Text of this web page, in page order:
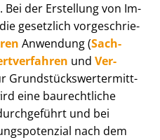
der Erstellung von Im­
gesetzlich vor­ge­schrie­
Anwendung (Sach­
und Ver­
Grund­stücks­wert­ermitt­
eine baurechtliche
und bei
nach dem